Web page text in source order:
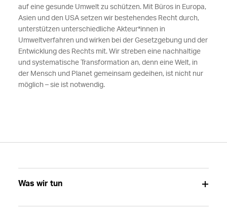
auf eine gesunde Umwelt zu schützen. Mit Büros in Europa,
Asien und den USA setzen wir bestehendes Recht durch,
unterstützen unterschiedliche Akteur*innen in
Umweltverfahren und wirken bei der Gesetzgebung und der
Entwicklung des Rechts mit. Wir streben eine nachhaltige
und systematische Transformation an, denn eine Welt, in
der Mensch und Planet gemeinsam gedeihen, ist nicht nur
möglich – sie ist notwendig.
Was wir tun